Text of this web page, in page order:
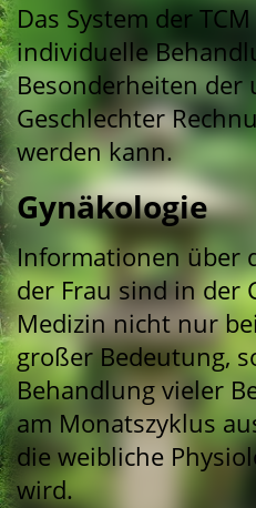
Das System der
individuelle
Besonderheiten der
Geschlechter
werden kann.
Gynäkologie
Informationen über
der Frau sind in der
Medizin nicht nur
großer Bedeutung,
Behandlung vieler
am Monatszyklus
die weibliche
wird.